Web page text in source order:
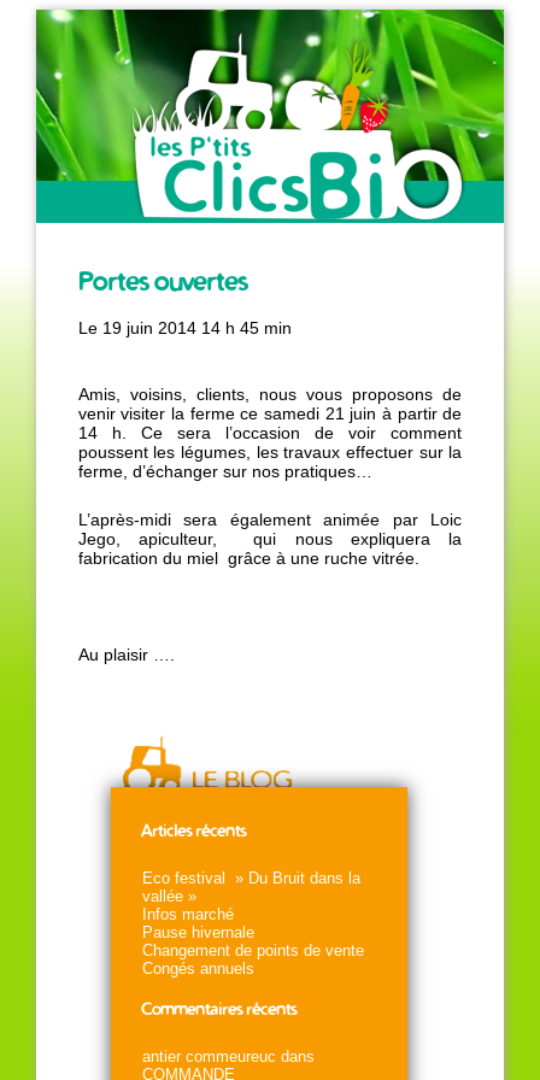
Producteur de légumes
Portes ouvertes
Le 19 juin 2014 14 h 45 min
Amis, voisins, clients, nous vous proposons de
venir visiter la ferme ce samedi 21 juin à partir de
14 h. Ce sera l’occasion de voir comment
poussent les légumes, les travaux effectuer sur la
ferme, d’échanger sur nos pratiques…
L’après-midi sera également animée par Loic
Jego, apiculteur, qui nous expliquera la
fabrication du miel grâce à une ruche vitrée.
Au plaisir ….
Articles récents
Eco festival » Du Bruit dans la
vallée »
Infos marché
Pause hivernale
Changement de points de vente
Congés annuels
Commentaires récents
antier commeureuc dans
COMMANDE